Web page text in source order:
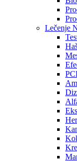
Lečenje